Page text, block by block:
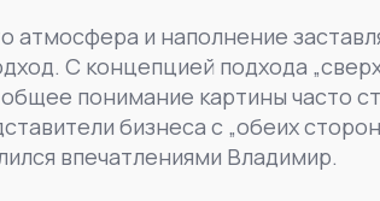
атмосфера и наполнение
С концепцией подхода
понимание картины часто
бизнеса с „обеих
впечатлениями Владимир.